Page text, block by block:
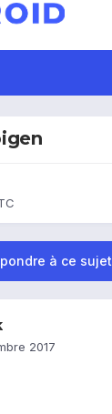
à ce sujet
2017